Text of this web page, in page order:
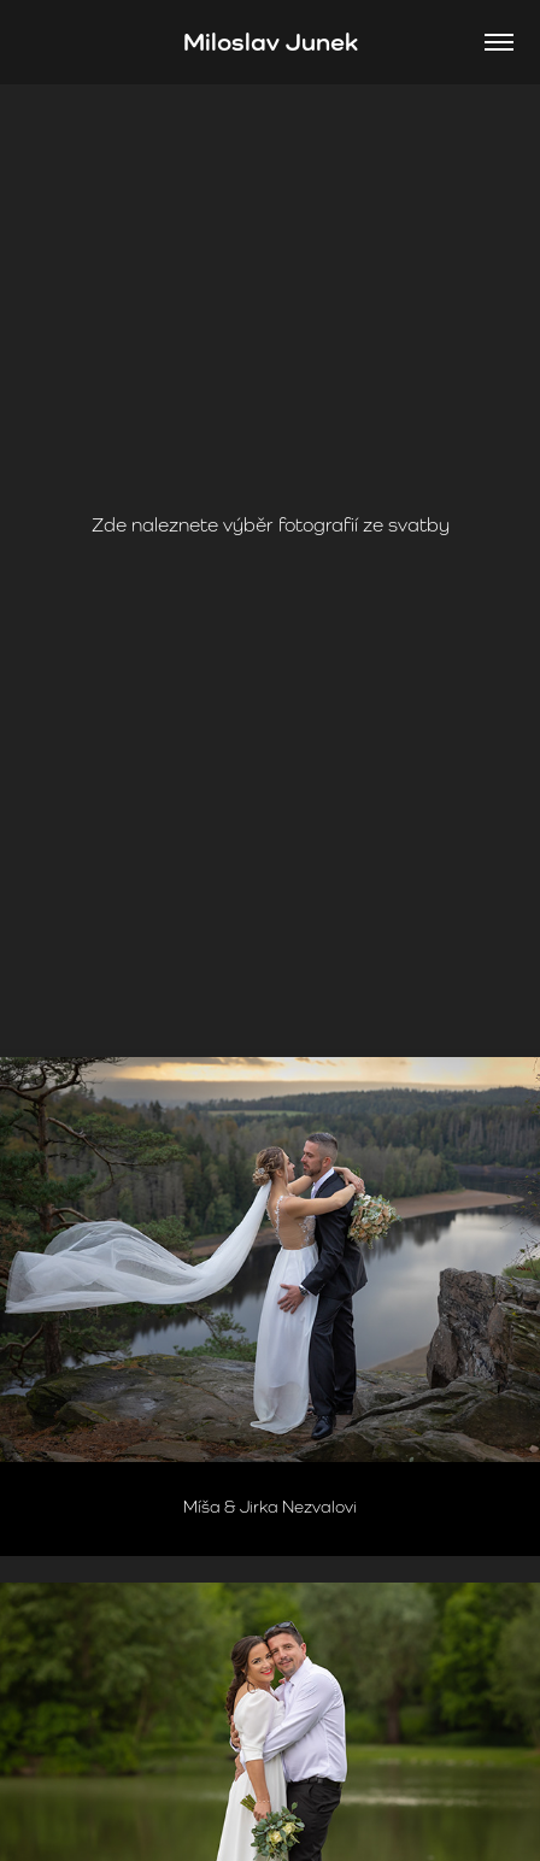
Miloslav Junek
Zde naleznete výběr fotografií ze svatby
Míša & Jirka Nezvalovi